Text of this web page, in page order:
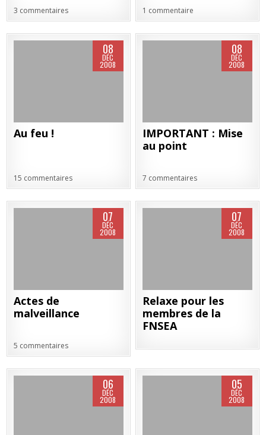
3 commentaires 1 commentaire
08
DÉC
2008
Au feu !
15 commentaires
08
DÉC
2008
IMPORTANT : Mise
au point
7 commentaires
07
DÉC
2008
Actes de
malveillance
5 commentaires
07
DÉC
2008
Relaxe pour les
membres de la
FNSEA
06
DÉC
2008
05
DÉC
2008